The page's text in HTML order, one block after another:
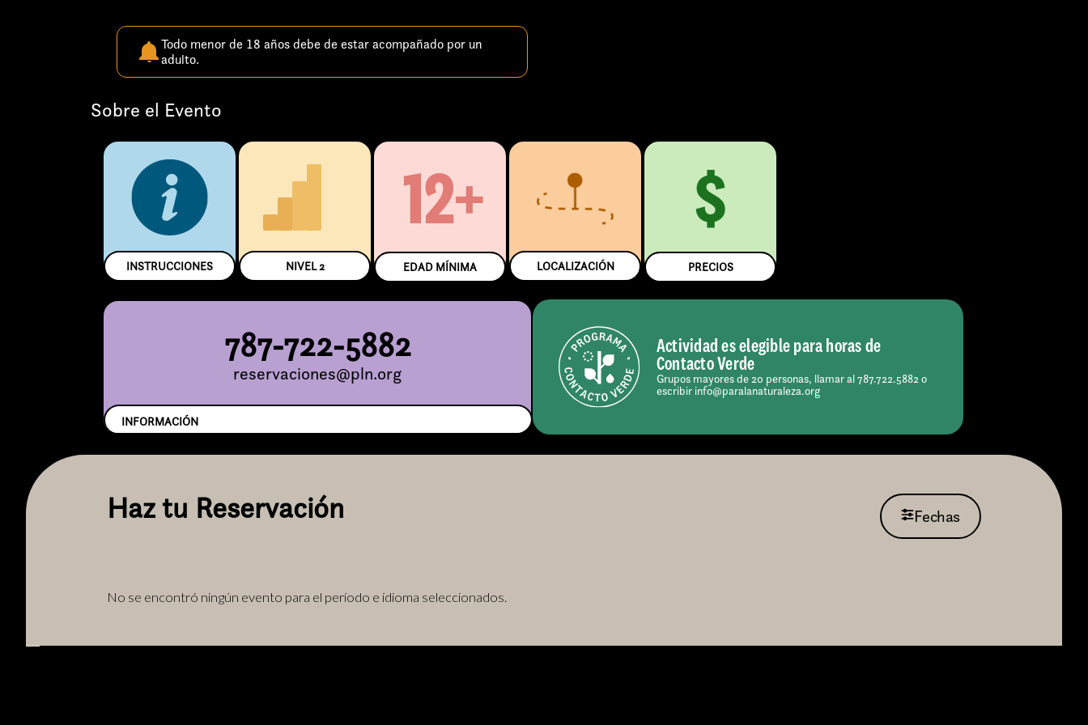
Todo menor de 18 años debe de estar acompañado por un
adulto.
Sobre el Evento
INSTRUCCIONES NIVEL2
12+
EDAD MÍNIMA LOCALIZACIÓN
$
PRECIOS
787-722-5882
reservaciones@pln.org
INFORMACIÓN
Actividad es elegible para horas de
Contacto Verde
Grupos mayores de 20 personas, llamar al 787.722.5882 o
escribir info@paralanaturaleza.org
Haz tu Reservación Fechas
No se encontró ningún evento para el período e idioma seleccionados.